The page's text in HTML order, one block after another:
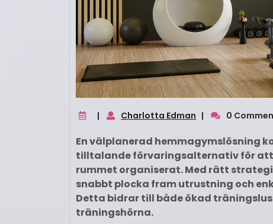
| Charlotta Edman | 0
En välplanerad hemma­gymslösning
tilltalande förvaringsalternativ för att
rummet organiserat. Med rätt
snabbt plocka fram utrustning och
Detta bidrar till både ökad
träningshörna.